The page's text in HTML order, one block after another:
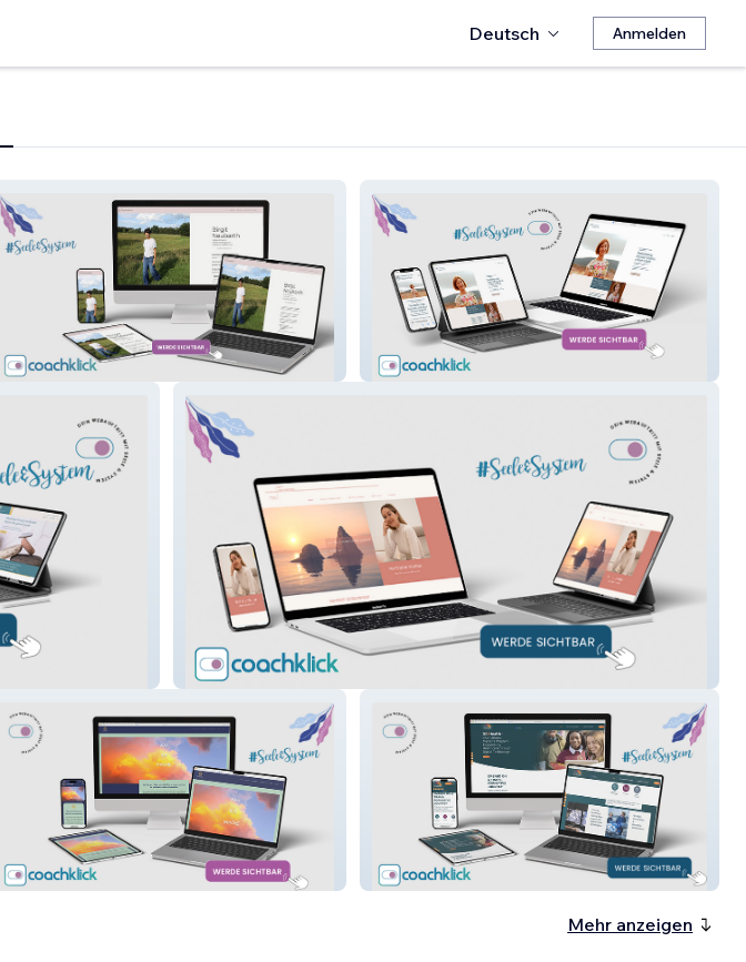
Deutsch Anmelden
Neubarth Lück Coaching
Therapie-Weber
All Energy Ds4health
Mehr anzeigen